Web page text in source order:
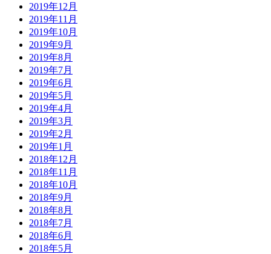
2019年12月
2019年11月
2019年10月
2019年9月
2019年8月
2019年7月
2019年6月
2019年5月
2019年4月
2019年3月
2019年2月
2019年1月
2018年12月
2018年11月
2018年10月
2018年9月
2018年8月
2018年7月
2018年6月
2018年5月